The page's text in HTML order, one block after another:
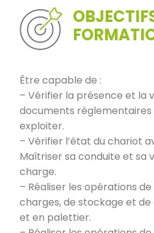
Être capable de :
– Vérifier la présence et la
documents règlementaires
exploiter.
– Vérifier l’état du chariot
Maîtriser sa conduite et sa
charge.
– Réaliser les opérations
charges, de stockage et
et en palettier.